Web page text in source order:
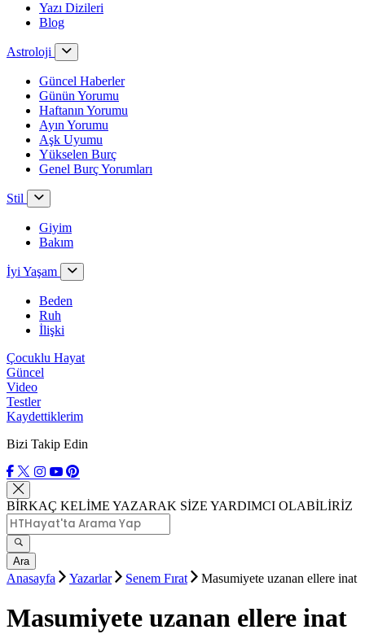
Yazı Dizileri
Blog
Astroloji
Güncel Haberler
Günün Yorumu
Haftanın Yorumu
Ayın Yorumu
Aşk Uyumu
Yükselen Burç
Genel Burç Yorumları
Stil
Giyim
Bakım
İyi Yaşam
Beden
Ruh
İlişki
Çocuklu Hayat
Güncel
Video
Testler
Kaydettiklerim
Bizi Takip Edin
BİRKAÇ KELİME YAZARAK SİZE YARDIMCI OLABİLİRİZ
Ara
Anasayfa Yazarlar Senem Fırat Masumiyete uzanan ellere inat
Masumiyete uzanan ellere inat